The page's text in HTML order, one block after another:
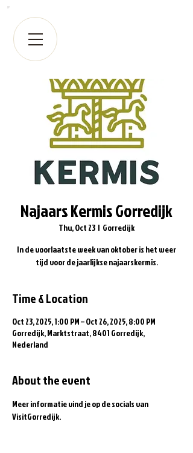
Najaars Kermis Gorredijk
Thu, Oct 23
  |
Gorredijk
In de voorlaatste week van oktober is het weer
tijd voor de jaarlijkse najaarskermis.
Time & Location
Oct 23, 2025, 1:00 PM – Oct 26, 2025, 8:00 PM
Gorredijk, Marktstraat, 8401 Gorredijk,
Nederland
About the event
Meer informatie vind je op de socials van
VisitGorredijk.